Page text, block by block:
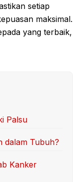
setiap
maksimal.
yang terbaik,
Palsu
dalam Tubuh?
Kanker